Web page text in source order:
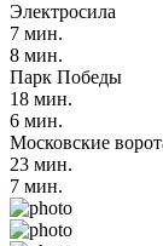
Электросила
7 мин.
8 мин.
Парк Победы
18 мин.
6 мин.
Московские
23 мин.
7 мин.